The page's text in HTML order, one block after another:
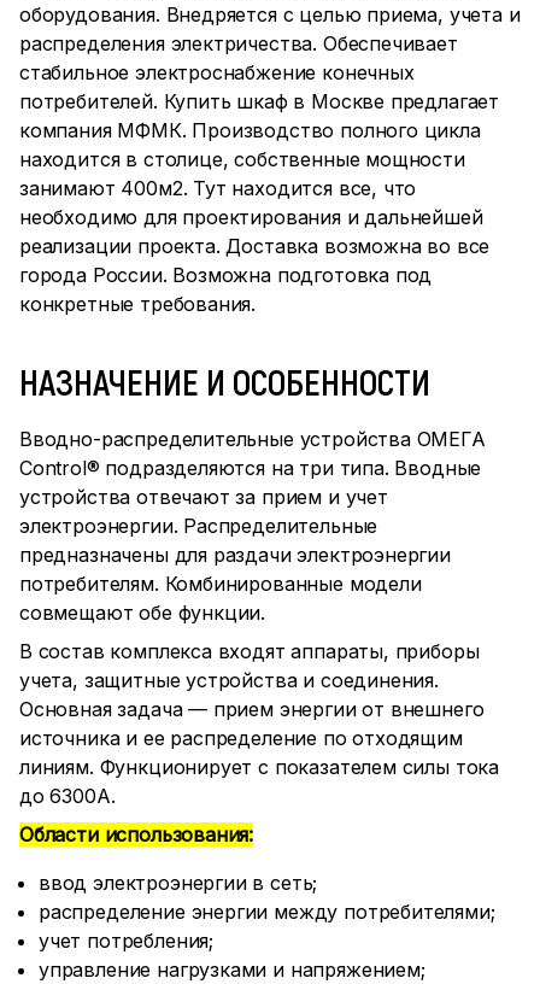
оборудования. Внедряется с целью приема, учета и
распределения электричества. Обеспечивает
стабильное электроснабжение конечных
потребителей. Купить шкаф в Москве предлагает
компания МФМК. Производство полного цикла
находится в столице, собственные мощности
занимают 400м2. Тут находится все, что
необходимо для проектирования и дальнейшей
реализации проекта. Доставка возможна во все
города России. Возможна подготовка под
конкретные требования.
НАЗНАЧЕНИЕ И ОСОБЕННОСТИ
Вводно-распределительные устройства ОМЕГА
Control® подразделяются на три типа. Вводные
устройства отвечают за прием и учет
электроэнергии. Распределительные
предназначены для раздачи электроэнергии
потребителям. Комбинированные модели
совмещают обе функции.
В состав комплекса входят аппараты, приборы
учета, защитные устройства и соединения.
Основная задача — прием энергии от внешнего
источника и ее распределение по отходящим
линиям. Функционирует с показателем силы тока
до 6300А.
Области использования:
ввод электроэнергии в сеть;
распределение энергии между потребителями;
учет потребления;
управление нагрузками и напряжением;